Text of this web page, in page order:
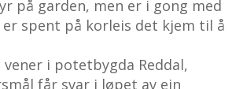
på garden, men er i gong med
spent på korleis det kjem til å
i potetbygda Reddal,
får svar i løpet av ein